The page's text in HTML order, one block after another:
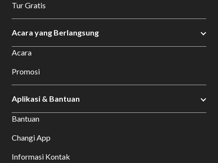
Tur Gratis
Acara yang Berlangsung
Acara
Promosi
Aplikasi & Bantuan
Bantuan
Changi App
Informasi Kontak